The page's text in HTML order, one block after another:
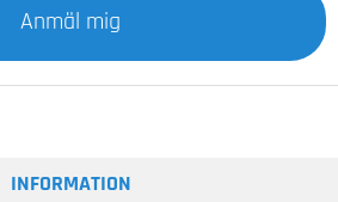
Anmäl mig
INFORMATION